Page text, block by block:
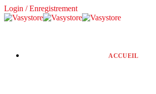
Login / Enregistrement
ACCUEIL